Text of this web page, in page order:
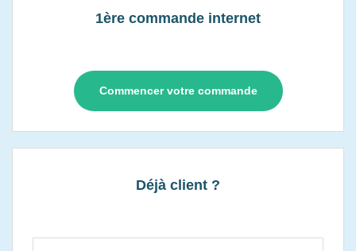
1ère commande internet
Commencer votre commande
Déjà client ?